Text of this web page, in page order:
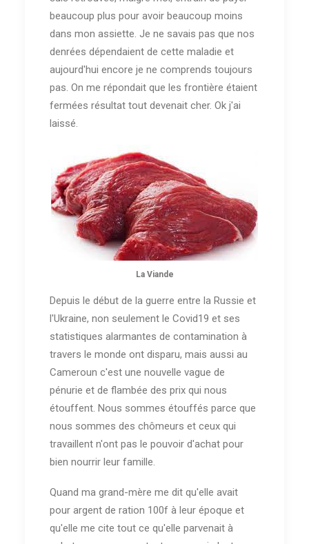
beaucoup plus pour avoir beaucoup moins
dans mon assiette. Je ne savais pas que nos
denrées dépendaient de cette maladie et
aujourd'hui encore je ne comprends toujours
pas. On me répondait que les frontière étaient
fermées résultat tout devenait cher. Ok j'ai
laissé.
La Viande
Depuis le début de la guerre entre la Russie et
l'Ukraine, non seulement le Covid19 et ses
statistiques alarmantes de contamination à
travers le monde ont disparu, mais aussi au
Cameroun c'est une nouvelle vague de
pénurie et de flambée des prix qui nous
étouffent. Nous sommes étouffés parce que
nous sommes des chômeurs et ceux qui
travaillent n'ont pas le pouvoir d'achat pour
bien nourrir leur famille.
Quand ma grand-mère me dit qu'elle avait
pour argent de ration 100f à leur époque et
qu'elle me cite tout ce qu'elle parvenait à